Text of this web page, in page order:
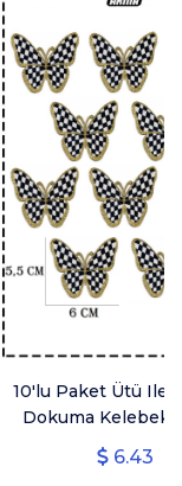
10'lu Paket Ütü Ile
Dokuma Kelebek
Arma, Ev Tekstili,
Kelebek
6.43